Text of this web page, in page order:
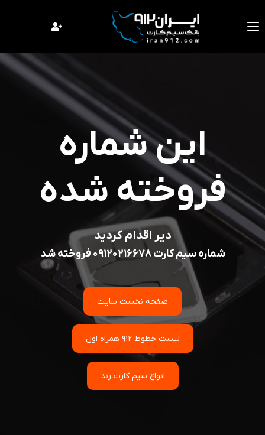
محتوا
این شماره
فروخته شده
دیر اقدام کردید
شماره سیم کارت 09120216678 فروخته شد
صفحه نخست سایت
لیست خطوط 912 همراه اول
انواع سیم کارت رند